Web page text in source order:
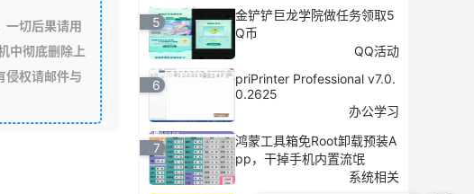
一切后果请用
中彻底删除上
侵权请邮件与
5
金铲铲巨龙学院做任务领取5
Q币
QQ活动
6
priPrinter Professional v7.0.
0.2625
办公学习
7
鸿蒙工具箱免Root卸载预装A
pp，干掉手机内置流氓
系统相关